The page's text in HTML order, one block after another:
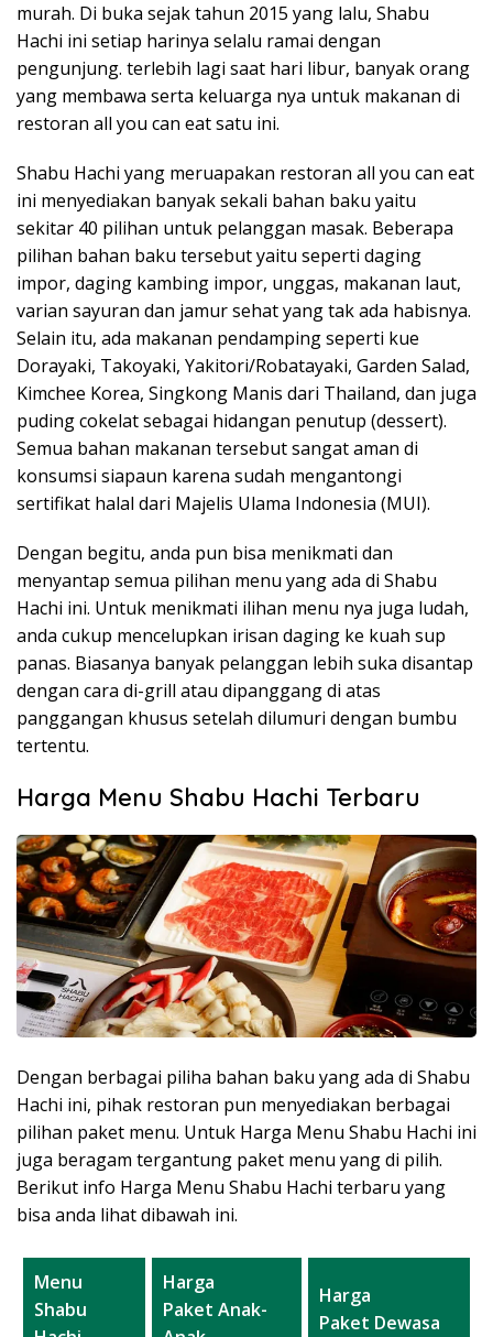
murah. Di buka sejak tahun 2015 yang lalu, Shabu
Hachi ini setiap harinya selalu ramai dengan
pengunjung. terlebih lagi saat hari libur, banyak orang
yang membawa serta keluarga nya untuk makanan di
restoran all you can eat satu ini.
Shabu Hachi yang meruapakan restoran all you can eat
ini menyediakan banyak sekali bahan baku yaitu
sekitar 40 pilihan untuk pelanggan masak. Beberapa
pilihan bahan baku tersebut yaitu seperti daging
impor, daging kambing impor, unggas, makanan laut,
varian sayuran dan jamur sehat yang tak ada habisnya.
Selain itu, ada makanan pendamping seperti kue
Dorayaki, Takoyaki, Yakitori/Robatayaki, Garden Salad,
Kimchee Korea, Singkong Manis dari Thailand, dan juga
puding cokelat sebagai hidangan penutup (dessert).
Semua bahan makanan tersebut sangat aman di
konsumsi siapaun karena sudah mengantongi
sertifikat halal dari Majelis Ulama Indonesia (MUI).
Dengan begitu, anda pun bisa menikmati dan
menyantap semua pilihan menu yang ada di Shabu
Hachi ini. Untuk menikmati ilihan menu nya juga ludah,
anda cukup mencelupkan irisan daging ke kuah sup
panas. Biasanya banyak pelanggan lebih suka disantap
dengan cara di-grill atau dipanggang di atas
panggangan khusus setelah dilumuri dengan bumbu
tertentu.
Harga Menu Shabu Hachi Terbaru
Dengan berbagai piliha bahan baku yang ada di Shabu
Hachi ini, pihak restoran pun menyediakan berbagai
pilihan paket menu. Untuk Harga Menu Shabu Hachi ini
juga beragam tergantung paket menu yang di pilih.
Berikut info Harga Menu Shabu Hachi terbaru yang
bisa anda lihat dibawah ini.
Menu
Shabu
Harga
Paket Anak-
Harga
Paket Dewasa